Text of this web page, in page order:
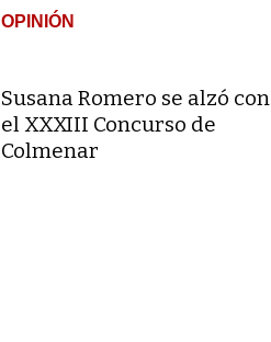
OPINIÓN
Susana Romero se alzó con
el XXXIII Concurso de
Colmenar